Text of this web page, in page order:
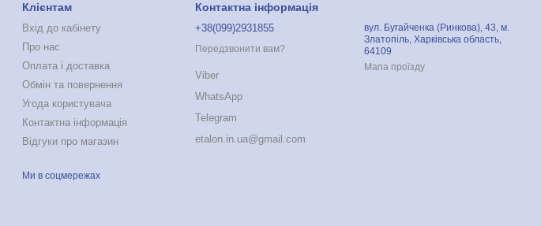
Клієнтам
Вхід до кабінету
Про нас
Оплата і доставка
Обмін та повернення
Угода користувача
Контактна інформація
Відгуки про магазин
Ми в соцмережах
Контактна інформація
+38(099)2931855
Передзвонити вам?
Viber
WhatsApp
Telegram
etalon.in.ua@gmail.com
вул. Бугайченка (Ринкова), 43, м.
Златопіль, Харківська область,
64109
Мапа проїзду